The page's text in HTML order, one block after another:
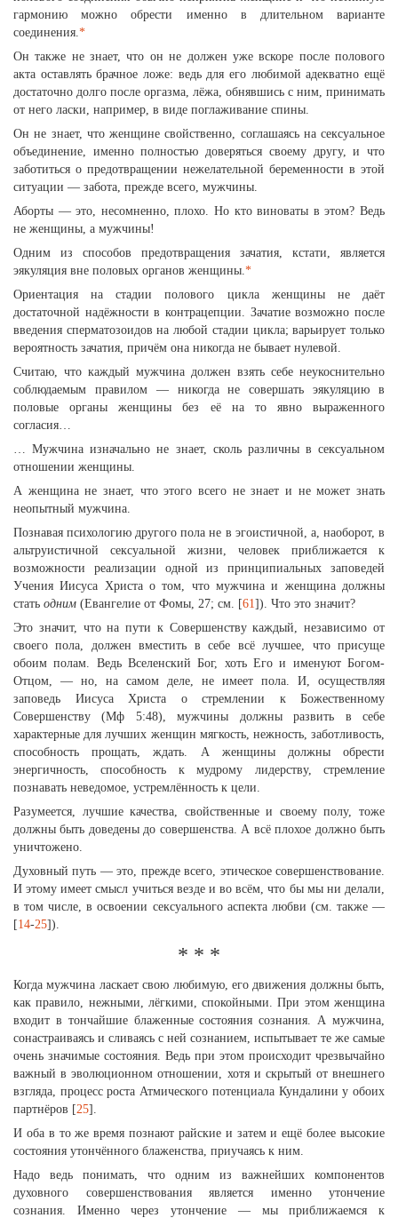
гармонию можно обрести именно в длительном варианте
соединения.*
Он также не знает, что он не должен уже вскоре после полового
акта оставлять брачное ложе: ведь для его любимой адекватно ещё
достаточно долго после оргазма, лёжа, обнявшись с ним, принимать
от него ласки, например, в виде поглаживание спины.
Он не знает, что женщине свойственно, соглашаясь на сексуальное
объединение, именно полностью доверяться своему другу, и что
заботиться о предотвращении нежелательной беременности в этой
ситуации — забота, прежде всего, мужчины.
Аборты — это, несомненно, плохо. Но кто виноваты в этом? Ведь
не женщины, а мужчины!
Одним из способов предотвращения зачатия, кстати, является
эякуляция вне половых органов женщины.*
Ориентация на стадии полового цикла женщины не даёт
достаточной надёжности в контрацепции. Зачатие возможно после
введения сперматозоидов на любой стадии цикла; варьирует только
вероятность зачатия, причём она никогда не бывает нулевой.
Считаю, что каждый мужчина должен взять себе неукоснительно
соблюдаемым правилом — никогда не совершать эякуляцию в
половые органы женщины без её на то явно выраженного
согласия…
… Мужчина изначально не знает, сколь различны в сексуальном
отношении женщины.
А женщина не знает, что этого всего не знает и не может знать
неопытный мужчина.
Познавая психологию другого пола не в эгоистичной, а, наоборот, в
альтруистичной сексуальной жизни, человек приближается к
возможности реализации одной из принципиальных заповедей
Учения Иисуса Христа о том, что мужчина и женщина должны
стать одним (Евангелие от Фомы, 27; см. [61]). Что это значит?
Это значит, что на пути к Совершенству каждый, независимо от
своего пола, должен вместить в себе всё лучшее, что присуще
обоим полам. Ведь Вселенский Бог, хоть Его и именуют Богом-
Отцом, — но, на самом деле, не имеет пола. И, осуществляя
заповедь Иисуса Христа о стремлении к Божественному
Совершенству (Мф 5:48), мужчины должны развить в себе
характерные для лучших женщин мягкость, нежность, заботливость,
способность прощать, ждать. А женщины должны обрести
энергичность, способность к мудрому лидерству, стремление
познавать неведомое, устремлённость к цели.
Разумеется, лучшие качества, свойственные и своему полу, тоже
должны быть доведены до совершенства. А всё плохое должно быть
уничтожено.
Духовный путь — это, прежде всего, этическое совершенствование.
И этому имеет смысл учиться везде и во всём, что бы мы ни делали,
в том числе, в освоении сексуального аспекта любви (см. также —
[14-25]).
* * *
Когда мужчина ласкает свою любимую, его движения должны быть,
как правило, нежными, лёгкими, спокойными. При этом женщина
входит в тончайшие блаженные состояния сознания. А мужчина,
сонастраиваясь и сливаясь с ней сознанием, испытывает те же самые
очень значимые состояния. Ведь при этом происходит чрезвычайно
важный в эволюционном отношении, хотя и скрытый от внешнего
взгляда, процесс роста Атмического потенциала Кундалини у обоих
партнёров [25].
И оба в то же время познают райские и затем и ещё более высокие
состояния утончённого блаженства, приучаясь к ним.
Надо ведь понимать, что одним из важнейших компонентов
духовного совершенствования является именно утончение
сознания. Именно через утончение — мы приближаемся к